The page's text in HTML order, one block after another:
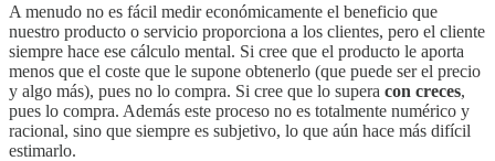
A menudo no es fácil medir económicamente el beneficio que
nuestro producto o servicio proporciona a los clientes, pero el cliente
siempre hace ese cálculo mental. Si cree que el producto le aporta
menos que el coste que le supone obtenerlo (que puede ser el precio
y algo más), pues no lo compra. Si cree que lo supera con creces,
pues lo compra. Además este proceso no es totalmente numérico y
racional, sino que siempre es subjetivo, lo que aún hace más difícil
estimarlo.